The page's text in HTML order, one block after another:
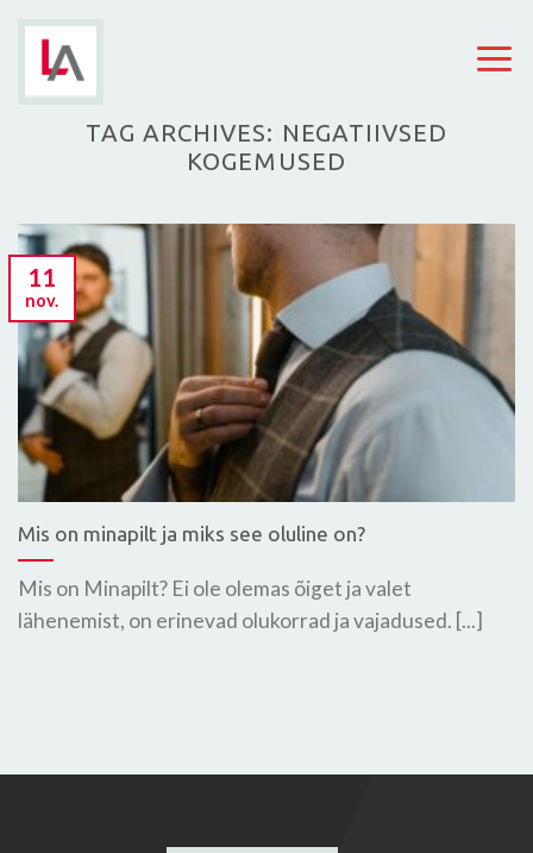
content
TAG ARCHIVES: NEGATIIVSED
KOGEMUSED
Mis on minapilt ja miks see oluline on?
Mis on Minapilt? Ei ole olemas õiget ja valet
lähenemist, on erinevad olukorrad ja vajadused. [...]
11
nov.